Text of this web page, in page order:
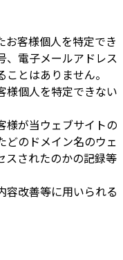
お客様個人を特定でき
、電子メールアドレス
とはありません。
様個人を特定できない
様が当ウェブサイトの
どのドメイン名のウェ
スされたのかの記録等
容改善等に用いられる